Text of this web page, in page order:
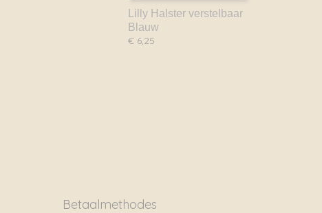
Lilly Halster verstelbaar
Blauw
€ 6,25
Betaalmethodes